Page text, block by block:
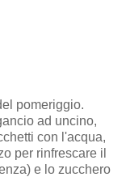
pomeriggio.
ad uncino,
con l'acqua,
per rinfrescare il
e lo zucchero